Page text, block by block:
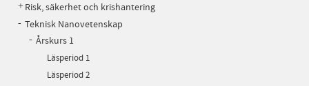
Risk, säkerhet och krishantering
Teknisk Nanovetenskap
Årskurs 1
Läsperiod 1
Läsperiod 2